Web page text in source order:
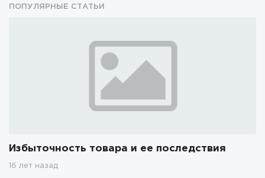
ПОПУЛЯРНЫЕ СТАТЬИ
Избыточность товара и ее последствия
16 лет назад